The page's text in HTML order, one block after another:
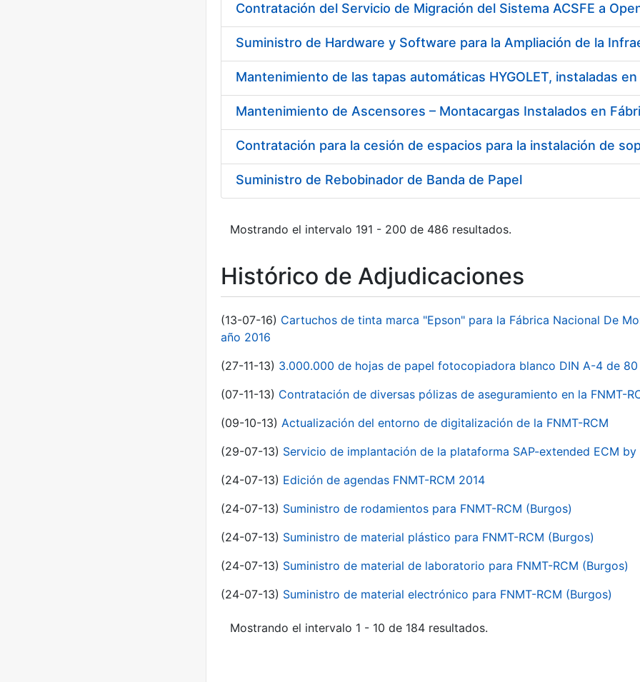
Contratación del Servicio de Migración del Sistema ACSFE a
Mantenimiento de Ascensores – Montacargas Instalados en
Suministro de Rebobinador de Banda de Papel
Mostrando el intervalo 191 - 200 de 486 resultados.
Histórico de Adjudicaciones
(13-07-16) Cartuchos de tinta marca "Epson" para la Fábrica Nacional De
año 2016
(27-11-13) 3.000.000 de hojas de papel fotocopiadora blanco DIN A-4 de 80
(07-11-13) Contratación de diversas pólizas de aseguramiento en la FNMT-
(09-10-13) Actualización del entorno de digitalización de la FNMT-RCM
(29-07-13) Servicio de implantación de la plataforma SAP-extended ECM by
(24-07-13) Edición de agendas FNMT-RCM 2014
(24-07-13) Suministro de rodamientos para FNMT-RCM (Burgos)
(24-07-13) Suministro de material plástico para FNMT-RCM (Burgos)
(24-07-13) Suministro de material de laboratorio para FNMT-RCM (Burgos)
(24-07-13) Suministro de material electrónico para FNMT-RCM (Burgos)
Mostrando el intervalo 1 - 10 de 184 resultados.